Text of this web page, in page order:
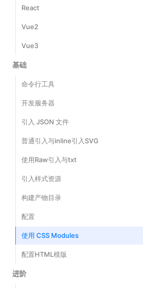
React
Vue2
Vue3
基础
命令行工具
开发服务器
引入 JSON 文件
普通引入与inline引入SVG
使用Raw引入与txt
引入样式资源
构建产物目录
配置
使用 CSS Modules
配置HTML模版
进阶